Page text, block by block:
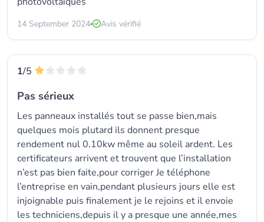
14 September 2024 Avis vérifié
1/5
Pas sérieux
Les panneaux installés tout se passe bien,mais
quelques mois plutard ils donnent presque
rendement nul 0.10kw même au soleil ardent. Les
certificateurs arrivent et trouvent que l’installation
n’est pas bien faite,pour corriger Je téléphone
l’entreprise en vain,pendant plusieurs jours elle est
injoignable puis finalement je le rejoins et il envoie
les techniciens,depuis il y a presque une année,mes